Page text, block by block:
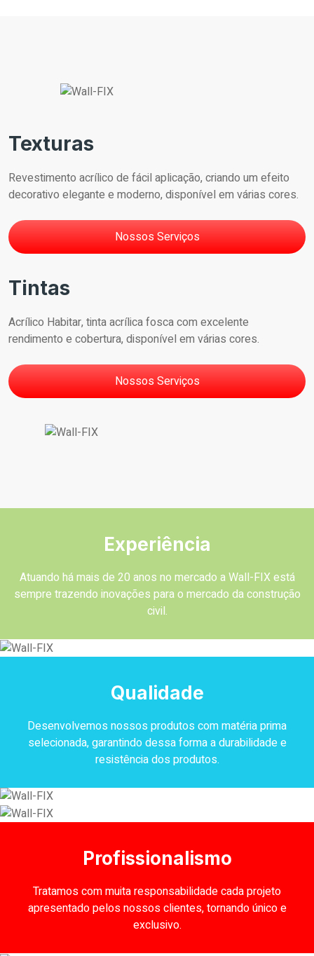
Texturas
Revestimento acrílico de fácil aplicação, criando um efeito
decorativo elegante e moderno, disponível em várias cores.
Nossos Serviços
Tintas
Acrílico Habitar, tinta acrílica fosca com excelente
rendimento e cobertura, disponível em várias cores.
Nossos Serviços
Experiência
Atuando há mais de 20 anos no mercado a Wall-FIX está
sempre trazendo inovações para o mercado da construção
civil.
Qualidade
Desenvolvemos nossos produtos com matéria prima
selecionada, garantindo dessa forma a durabilidade e
resistência dos produtos.
Profissionalismo
Tratamos com muita responsabilidade cada projeto
apresentado pelos nossos clientes, tornando único e
exclusivo.